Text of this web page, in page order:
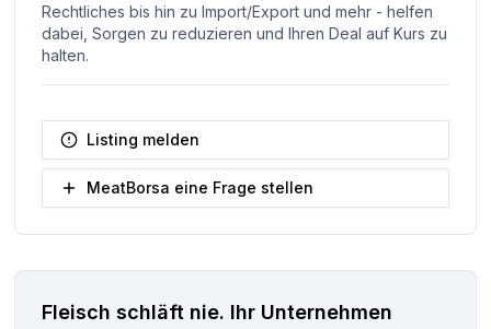
Rechtliches bis hin zu Import/Export und mehr - helfen
dabei, Sorgen zu reduzieren und Ihren Deal auf Kurs zu
halten.
Listing melden
MeatBorsa eine Frage stellen
Fleisch schläft nie. Ihr Unternehmen